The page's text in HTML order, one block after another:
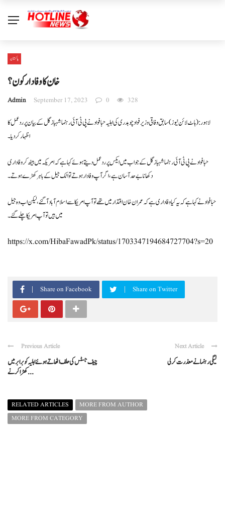
پاکستان
خان کاوفادارکون ؟
Admin September 17, 2023 0 328
لاہور: ( ہاٹ لائن نیوز) سابق وفاقی وزیر فواد چوہدری کی اہلیہ حبا فواد نے پی ٹی آئی رہنما شہبازگل کے بیان پر ردعمل کا
اظہار کر دیا ۔
حبا فواد نے پی ٹی آئی رہنما شہباز گل کے جواب میں ایکس پر ردعمل دیتے ہوئے کہا ہے کہ امریکہ میں بیٹھ کر وفاداری
دکھانا بے حد آسان ہے، اگر آپ وفادار ہوتے تو اٹک جیل کے باہر کھڑے ہوتے۔
حبا فواد نے کہا ہے کہ یہ کیا وفاداری ہے کہ عمران خان اقتدار میں تھے تو آپ امریکا سے اسلام آباد آگئے، لیکن اب وہ جیل
میں ہیں تو آپ امریکا چلے گئے۔
https://x.com/HibaFawadPk/status/1703347194684727704?s=20
Share on Facebook Share on Twitter
Previous Article
چیف جسٹس کی حلف اٹھاتے ہوئے اہلیہ کو برابر میں
کھڑا کرنے ...
Next Article
لیگی رہنما نے معذرت کرلی
RELATED ARTICLES
MORE FROM AUTHOR
MORE FROM CATEGORY